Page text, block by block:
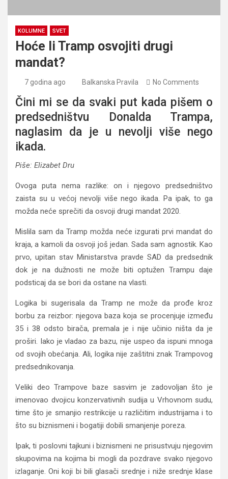
KOLUMNE SVET
Hoće li Tramp osvojiti drugi
mandat?
7 godina ago Balkanska Pravila No Comments
Čini mi se da svaki put kada pišem o
predsedništvu Donalda Trampa,
naglasim da je u nevolji više nego
ikada.
Piše: Elizabet Dru
Ovoga puta nema razlike: on i njegovo predsedništvo
zaista su u većoj nevolji više nego ikada. Pa ipak, to ga
možda neće sprečiti da osvoji drugi mandat 2020.
Mislila sam da Tramp možda neće izgurati prvi mandat do
kraja, a kamoli da osvoji još jedan. Sada sam agnostik. Kao
prvo, upitan stav Ministarstva pravde SAD da predsednik
dok je na dužnosti ne može biti optužen Trampu daje
podsticaj da se bori da ostane na vlasti.
Logika bi sugerisala da Tramp ne može da prođe kroz
borbu za reizbor: njegova baza koja se procenjuje između
35 i 38 odsto birača, premala je i nije učinio ništa da je
proširi. Iako je vladao za bazu, nije uspeo da ispuni mnoga
od svojih obećanja. Ali, logika nije zaštitni znak Trampovog
predsednikovanja.
Veliki deo Trampove baze sasvim je zadovoljan što je
imenovao dvojicu konzervativnih sudija u Vrhovnom sudu,
time što je smanjio restrikcije u različitim industrijama i to
što su biznismeni i bogatiji dobili smanjenje poreza.
Ipak, ti poslovni tajkuni i biznismeni ne prisustvuju njegovim
skupovima na kojima bi mogli da pozdrave svako njegovo
izlaganje. Oni koji bi bili glasači srednje i niže srednje klase